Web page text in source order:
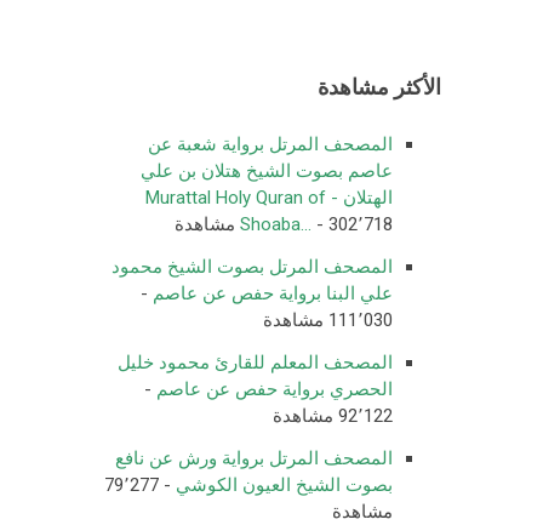
الأكثر مشاهدة
المصحف المرتل برواية شعبة عن
عاصم بصوت الشيخ هتلان بن علي
الهتلان - Murattal Holy Quran of
Shoaba... - 302٬718 مشاهدة
المصحف المرتل بصوت الشيخ محمود
علي البنا برواية حفص عن عاصم -
111٬030 مشاهدة
المصحف المعلم للقارئ محمود خليل
الحصري برواية حفص عن عاصم -
92٬122 مشاهدة
المصحف المرتل برواية ورش عن نافع
بصوت الشيخ العيون الكوشي
- 79٬277
مشاهدة